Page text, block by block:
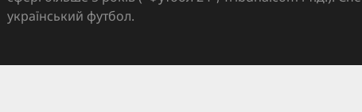
український футбол.